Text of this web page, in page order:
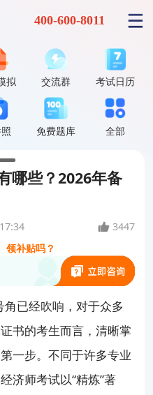
400-600-8011
拟 交流群 考试日历
免费题库 全部
哪些？2026年备
3447
不难？
补贴吗？
考？
么评职称？
已经吹响，对于众多
书的考生而言，清晰掌
一步。不同于许多专业
济师考试以“精炼”著